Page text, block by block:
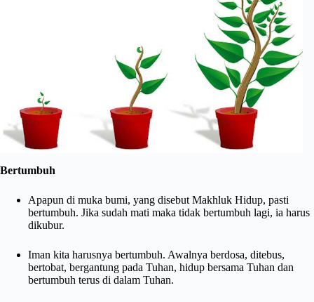
Bertumbuh
Apapun di muka bumi, yang disebut Makhluk Hidup, pasti
bertumbuh. Jika sudah mati maka tidak bertumbuh lagi, ia harus
dikubur.
Iman kita harusnya bertumbuh. Awalnya berdosa, ditebus,
bertobat, bergantung pada Tuhan, hidup bersama Tuhan dan
bertumbuh terus di dalam Tuhan.